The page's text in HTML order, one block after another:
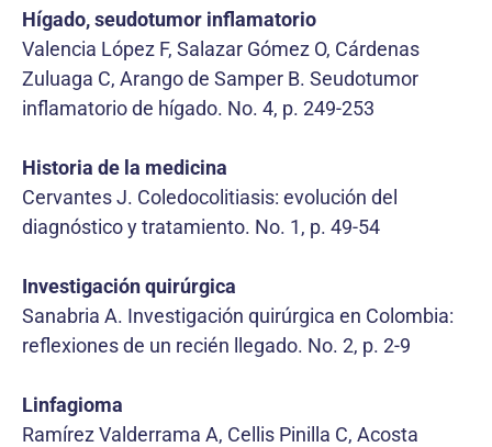
Hígado, seudotumor inflamatorio
Valencia López F, Salazar Gómez O, Cárdenas
Zuluaga C, Arango de Samper B. Seudotumor
inflamatorio de hígado. No. 4, p. 249-253
Historia de la medicina
Cervantes J. Coledocolitiasis: evolución del
diagnóstico y tratamiento. No. 1, p. 49-54
Investigación quirúrgica
Sanabria A. Investigación quirúrgica en Colombia:
reflexiones de un recién llegado. No. 2, p. 2-9
Linfagioma
Ramírez Valderrama A, Cellis Pinilla C, Acosta